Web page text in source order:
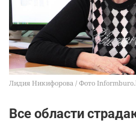
Лидия Никифорова / Фото
Все области